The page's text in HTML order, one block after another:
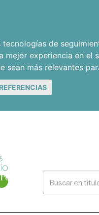
de
mejor experiencia en el
sean más relevantes